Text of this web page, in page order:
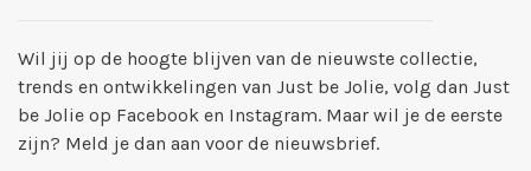
Wil jij op de hoogte blijven van de nieuwste collectie,
trends en ontwikkelingen van Just be Jolie, volg dan Just
be Jolie op Facebook en Instagram. Maar wil je de eerste
zijn? Meld je dan aan voor de nieuwsbrief.